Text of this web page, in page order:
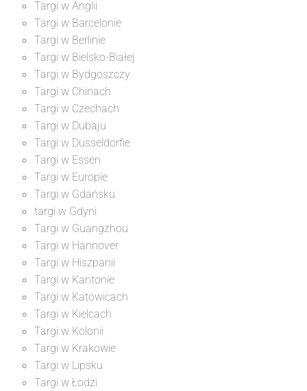
Targi w Anglii
Targi w Barcelonie
Targi w Berlinie
Targi w Bielsko-Białej
Targi w Bydgoszczy
Targi w Chinach
Targi w Czechach
Targi w Dubaju
Targi w Dusseldorfie
Targi w Essen
Targi w Europie
Targi w Gdańsku
targi w Gdyni
Targi w Guangzhou
Targi w Hannover
Targi w Hiszpanii
Targi w Kantonie
Targi w Katowicach
Targi w Kielcach
Targi w Kolonii
Targi w Krakowie
Targi w Lipsku
Targi w Łodzi